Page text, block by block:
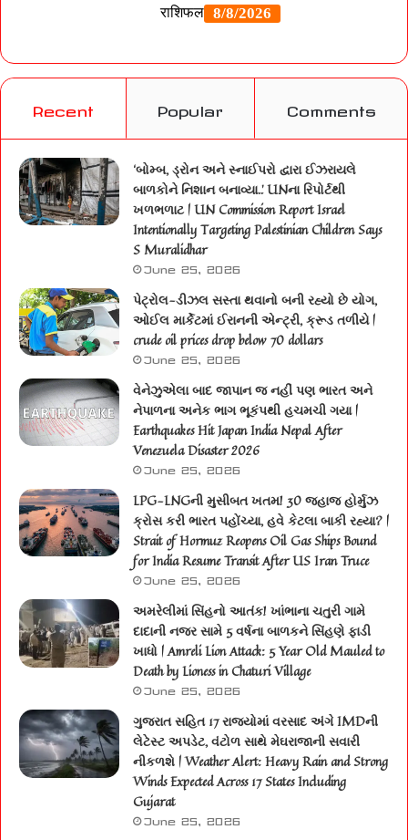
Recent Popular Comments
‘બોમ્બ, ડ્રોન અને સ્નાઈપરો દ્વારા ઈઝરાયલે
બાળકોને નિશાન બનાવ્યા..’ UNના રિપોર્ટથી
ખળભળાટ | UN Commission Report Israel
Intentionally Targeting Palestinian Children Says
S Muralidhar
June 25, 2026
પેટ્રોલ-ડીઝલ સસ્તા થવાનો બની રહ્યો છે યોગ,
ઓઈલ માર્કેટમાં ઈરાનની એન્ટ્રી, ક્રૂડ તળીયે |
crude oil prices drop below 70 dollars
June 25, 2026
વેનેઝુએલા બાદ જાપાન જ નહીં પણ ભારત અને
નેપાળના અનેક ભાગ ભૂકંપથી હચમચી ગયા |
Earthquakes Hit Japan India Nepal After
Venezuela Disaster 2026
June 25, 2026
LPG-LNGની મુસીબત ખતમ! 30 જહાજ હોર્મુઝ
ક્રોસ કરી ભારત પહોંચ્યા, હવે કેટલા બાકી રહ્યા? |
Strait of Hormuz Reopens Oil Gas Ships Bound
for India Resume Transit After US Iran Truce
June 25, 2026
અમરેલીમાં સિંહનો આતંક! ખાંભાના ચતુરી ગામે
દાદાની નજર સામે 5 વર્ષના બાળકને સિંહણે ફાડી
ખાધો | Amreli Lion Attack: 5 Year Old Mauled to
Death by Lioness in Chaturi Village
June 25, 2026
ગુજરાત સહિત 17 રાજ્યોમાં વરસાદ અંગે IMDની
લેટેસ્ટ અપડેટ, વંટોળ સાથે મેઘરાજાની સવારી
નીકળશે | Weather Alert: Heavy Rain and Strong
Winds Expected Across 17 States Including
Gujarat
June 25, 2026